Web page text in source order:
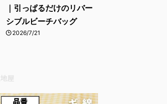
｜引っぱるだけのリバー
シブルビーチバッグ
2026/7/21